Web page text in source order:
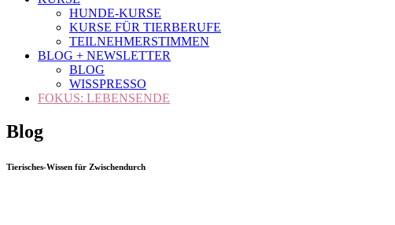
HUNDE-KURSE
KURSE FÜR TIERBERUFE
TEILNEHMERSTIMMEN
BLOG + NEWSLETTER
BLOG
WISSPRESSO
FOKUS: LEBENSENDE
Blog
Tierisches-Wissen für Zwischendurch